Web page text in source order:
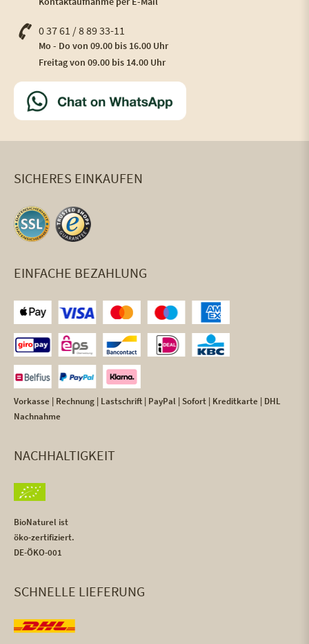
0 37 61 / 8 89 33-11
Mo - Do von 09.00 bis 16.00 Uhr
Freitag von 09.00 bis 14.00 Uhr
SICHERES EINKAUFEN
EINFACHE BEZAHLUNG
Vorkasse | Rechnung | Lastschrift | PayPal | Sofort | Kreditkarte | DHL
Nachnahme
NACHHALTIGKEIT
BioNaturel ist
öko-zertifiziert.
DE-ÖKO-001
SCHNELLE LIEFERUNG